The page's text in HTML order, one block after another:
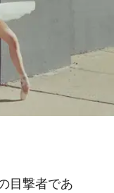
目撃者であ